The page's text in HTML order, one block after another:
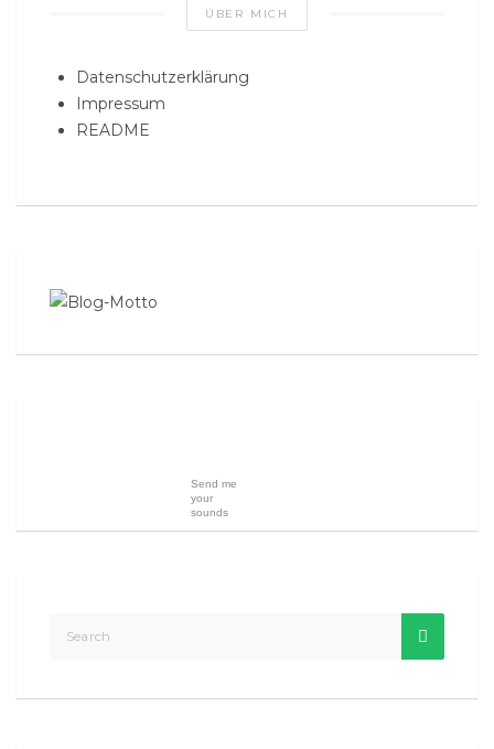
ÜBER MICH
Datenschutzerklärung
Impressum
README
Send me
your
sounds